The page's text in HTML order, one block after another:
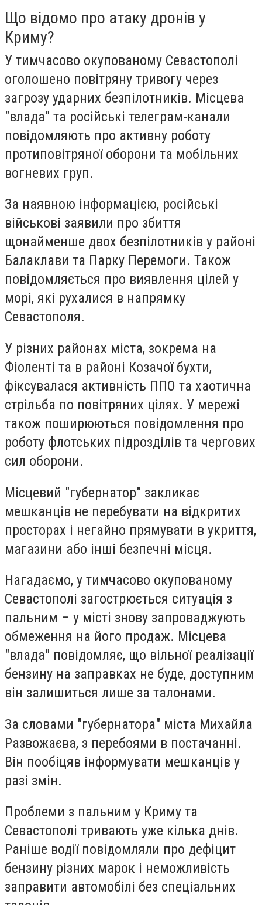
Що відомо про атаку дронів у
Криму?
У тимчасово окупованому Севастополі
оголошено повітряну тривогу через
загрозу ударних безпілотників. Місцева
"влада" та російські телеграм-канали
повідомляють про активну роботу
протиповітряної оборони та мобільних
вогневих груп.
За наявною інформацією, російські
військові заявили про збиття
щонайменше двох безпілотників у районі
Балаклави та Парку Перемоги. Також
повідомляється про виявлення цілей у
морі, які рухалися в напрямку
Севастополя.
У різних районах міста, зокрема на
Фіоленті та в районі Козачої бухти,
фіксувалася активність ППО та хаотична
стрільба по повітряних цілях. У мережі
також поширюються повідомлення про
роботу флотських підрозділів та чергових
сил оборони.
Місцевий "губернатор" закликає
мешканців не перебувати на відкритих
просторах і негайно прямувати в укриття,
магазини або інші безпечні місця.
Нагадаємо, у тимчасово окупованому
Севастополі загострюється ситуація з
пальним – у місті знову запроваджують
обмеження на його продаж. Місцева
"влада" повідомляє, що вільної реалізації
бензину на заправках не буде, доступним
він залишиться лише за талонами.
За словами "губернатора" міста Михайла
Развожаєва, з перебоями в постачанні.
Він пообіцяв інформувати мешканців у
разі змін.
Проблеми з пальним у Криму та
Севастополі тривають уже кілька днів.
Раніше водії повідомляли про дефіцит
бензину різних марок і неможливість
заправити автомобілі без спеціальних